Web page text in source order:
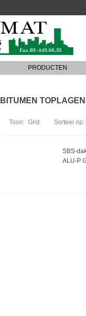
PRODUCTEN
BITUMEN
Toon: Grid Sorteer op:
SBS-
ALU-P